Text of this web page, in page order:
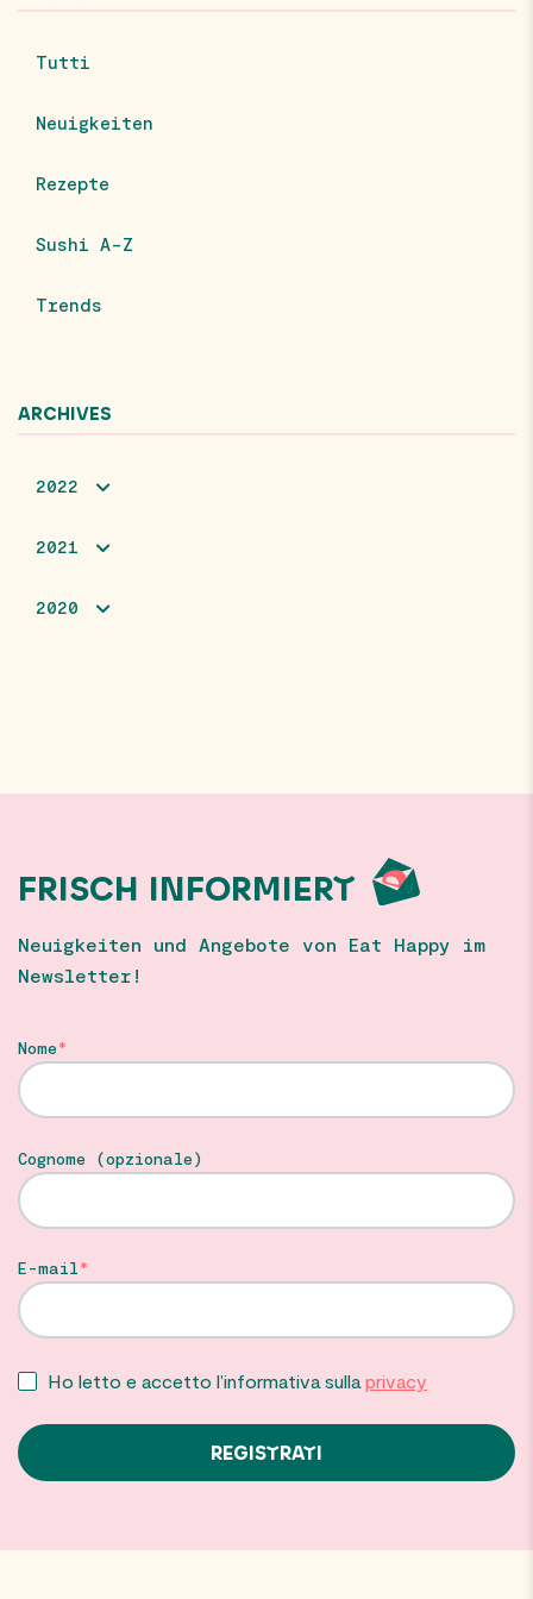
Tutti
Neuigkeiten
Rezepte
Sushi A-Z
Trends
ARCHIVES
2022
2021
2020
FRISCH INFORMIERT
Neuigkeiten und Angebote von Eat Happy im
Newsletter!
Nome
Cognome (opzionale)
E-mail
Ho letto e accetto l’informativa sulla privacy